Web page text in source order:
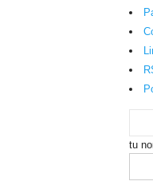
tu